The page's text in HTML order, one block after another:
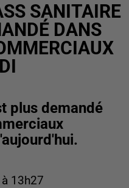
SANITAIRE
DANS
plus demandé
13h27